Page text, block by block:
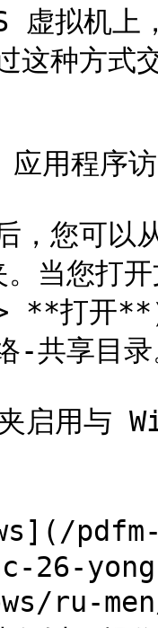
虚拟机
这种方式
用程序
，您可
当您打
打开**
-共享目
启用与
26-
ru-